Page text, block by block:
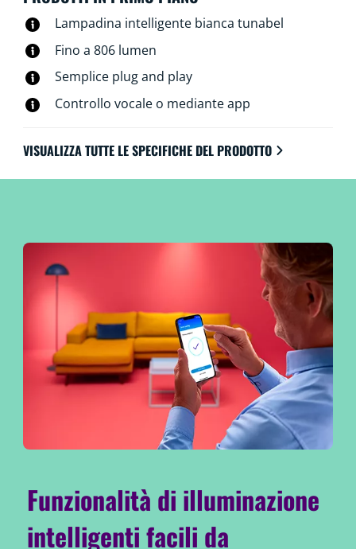
Lampadina intelligente bianca tunabel
Fino a 806 lumen
Semplice plug and play
Controllo vocale o mediante app
VISUALIZZA TUTTE LE SPECIFICHE DEL PRODOTTO
Funzionalità di illuminazione
intelligenti facili da